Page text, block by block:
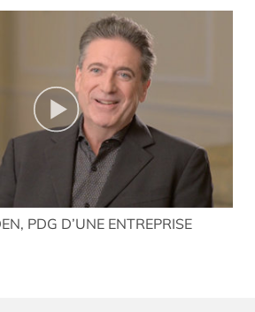
PDG D’UNE ENTREPRISE